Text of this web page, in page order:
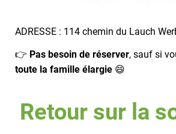
ADRESSE : 114 chemin du Lauch
👉 Pas besoin de réserver, sauf si
toute la famille élargie 😄
Retour sur la